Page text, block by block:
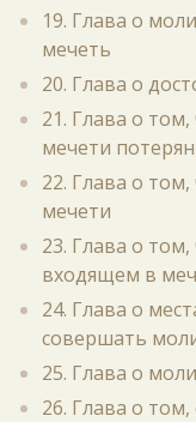
19. Глава о
мечеть
20. Глава о
21. Глава о
мечети
22. Глава о
мечети
23. Глава о
входящем в
24. Глава о
совершать
25. Глава о
26. Глава о том,